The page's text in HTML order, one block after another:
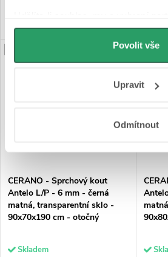
můžeme používat cookies pro
personalizovanou reklamu. Jak
osobní údaje najdete na stránkách
Povolit vše
Upravit
Odmítnout
CERANO - Sprchový kout
Antelo L/P - 6 mm - černá
matná, transparentní sklo -
90x70x190 cm - otočný
Skladem